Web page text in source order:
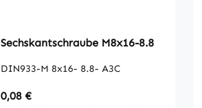
Sechskantschraube M8x16-8.8
DIN933-M 8x16- 8.8- A3C
Regulärer Preis:
0,08 €